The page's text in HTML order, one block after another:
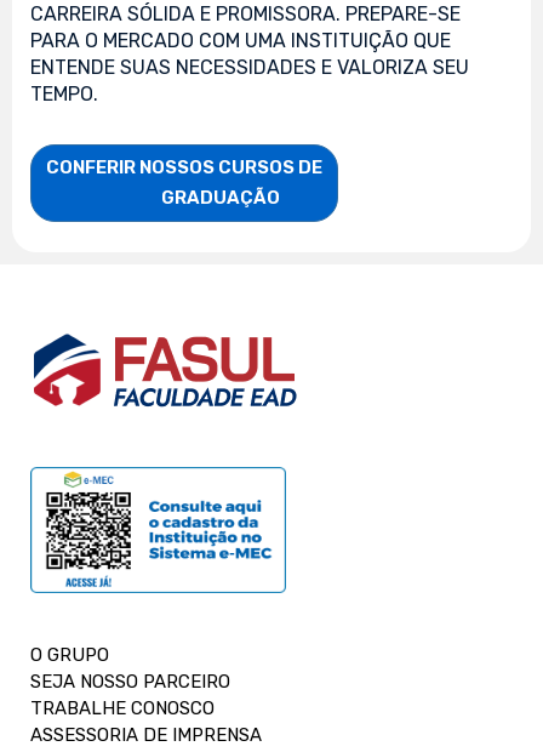
CARREIRA SÓLIDA E PROMISSORA. PREPARE-SE
PARA O MERCADO COM UMA INSTITUIÇÃO QUE
ENTENDE SUAS NECESSIDADES E VALORIZA SEU
TEMPO.
CONFERIR NOSSOS CURSOS DE
                    GRADUAÇÃO
O GRUPO
SEJA NOSSO PARCEIRO
TRABALHE CONOSCO
ASSESSORIA DE IMPRENSA